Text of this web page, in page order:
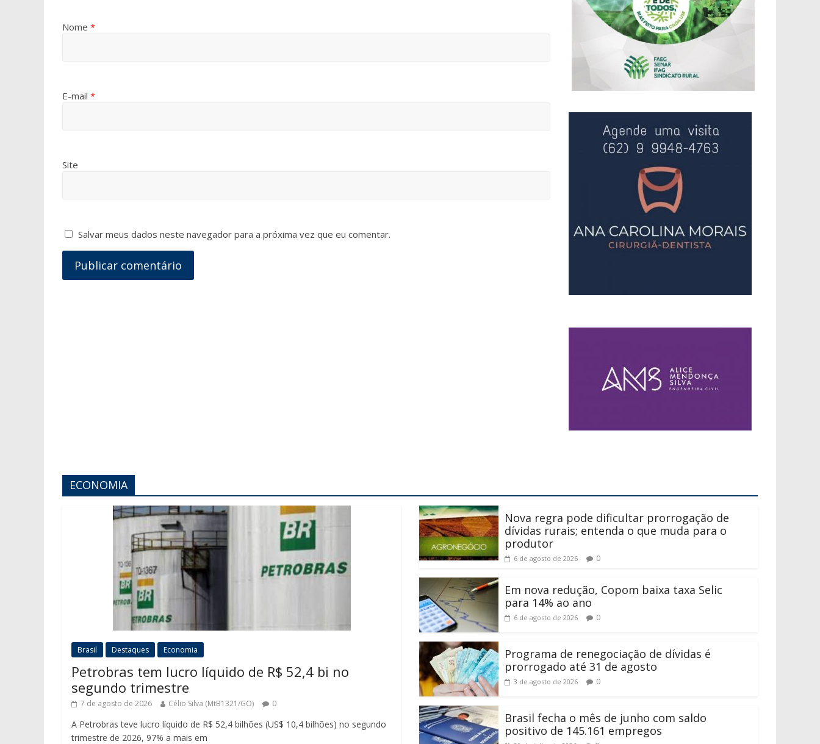
Nome *
E-mail *
Site
Salvar meus dados neste navegador para a próxima vez que eu comentar.
ECONOMIA
Brasil Destaques Economia
Petrobras tem lucro líquido de R$ 52,4 bi no
segundo trimestre
7 de agosto de 2026 Célio Silva (MtB1321/GO) 0
A Petrobras teve lucro líquido de R$ 52,4 bilhões (US$ 10,4 bilhões) no segundo
trimestre de 2026, 97% a mais em
Nova regra pode dificultar prorrogação de
dívidas rurais; entenda o que muda para o
produtor
6 de agosto de 2026 0
Em nova redução, Copom baixa taxa Selic
para 14% ao ano
6 de agosto de 2026 0
Programa de renegociação de dívidas é
prorrogado até 31 de agosto
3 de agosto de 2026 0
Brasil fecha o mês de junho com saldo
positivo de 145.161 empregos